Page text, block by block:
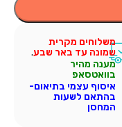
משלוחים מקרית
שמונה עד באר שבע.
מענה מהיר
בוואטסאפ
איסוף עצמי בתיאום-
בהתאם לשעות
המחסן